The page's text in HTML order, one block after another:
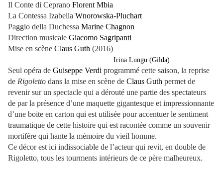
Il Conte di Ceprano Florent Mbia
La Contessa Izabella Wnorowska-Pluchart
Paggio della Duchessa Marine Chagnon
Direction musicale Giacomo Sagripanti
Mise en scène Claus Guth (2016)
Irina Lungu (Gilda)
Seul opéra de Guiseppe Verdi programmé cette saison, la reprise
de Rigoletto dans la mise en scène de Claus Guth permet de
revenir sur un spectacle qui a dérouté une partie des spectateurs
de par la présence d’une maquette gigantesque et impressionnante
d’une boite en carton qui est utilisée pour accentuer le sentiment
traumatique de cette histoire qui est racontée comme un souvenir
mortifère qui hante la mémoire du vieil homme.
Ce décor est ici indissociable de l’acteur qui revit, en double de
Rigoletto, tous les tourments intérieurs de ce père malheureux.